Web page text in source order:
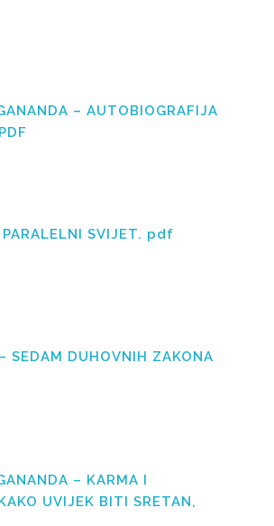
– AUTOBIOGRAFIJA
SVIJET. pdf
SEDAM DUHOVNIH ZAKONA
– KARMA I
UVIJEK BITI SRETAN,